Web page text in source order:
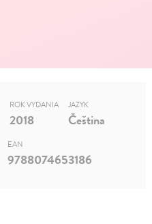
ROK VYDANIA
2018
JAZYK
Čeština
EAN
9788074653186